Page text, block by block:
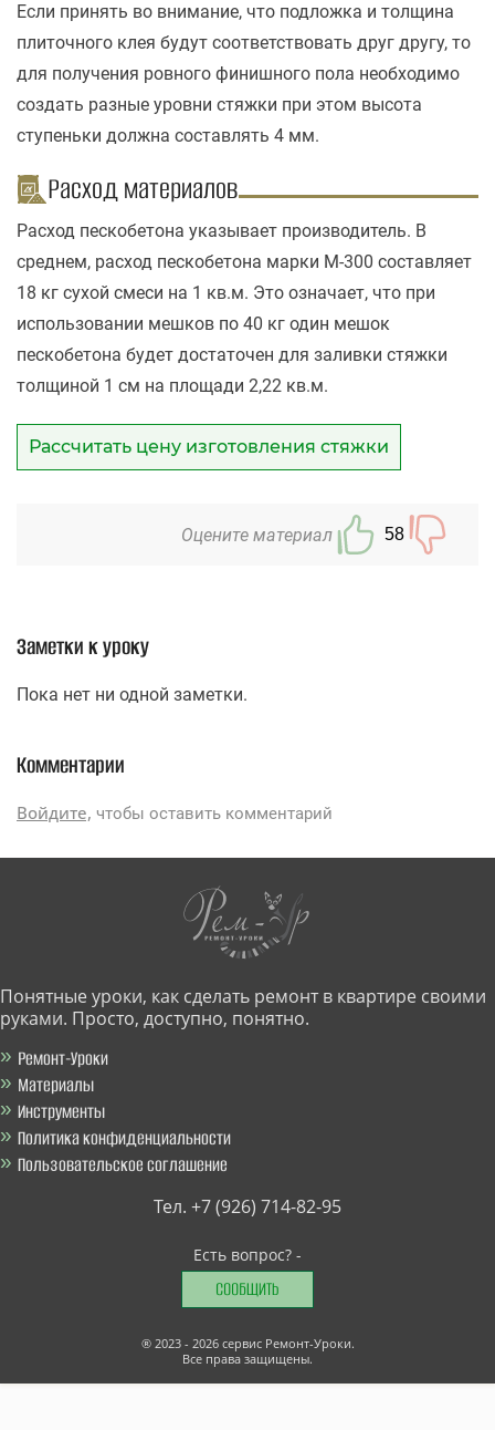
Если принять во внимание, что подложка и толщина
плиточного клея будут соответствовать друг другу, то
для получения ровного финишного пола необходимо
создать разные уровни стяжки при этом высота
ступеньки должна составлять 4 мм.
Расход материалов
Расход пескобетона указывает производитель. В
среднем, расход пескобетона марки М-300 составляет
18 кг сухой смеси на 1 кв.м. Это означает, что при
использовании мешков по 40 кг один мешок
пескобетона будет достаточен для заливки стяжки
толщиной 1 см на площади 2,22 кв.м.
Рассчитать цену изготовления стяжки
Оцените материал 58
Заметки к уроку
Пока нет ни одной заметки.
Комментарии
Войдите, чтобы оставить комментарий
Понятные уроки, как сделать ремонт в квартире своими
руками. Просто, доступно, понятно.
Тел. +7 (926) 714-82-95
Есть вопрос? -
СООБЩИТЬ
Ремонт-Уроки
Материалы
Инструменты
Политика конфиденциальности
Пользовательское соглашение
® 2023 - 2026сервис Ремонт-Уроки.
Все права защищены.